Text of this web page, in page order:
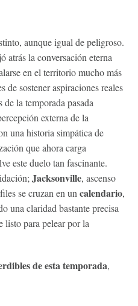
aunque igual de peligroso.
atrás la conversación eterna
en el territorio mucho más
de sostener aspiraciones reales
la temporada pasada
externa de la
una historia simpática de
que ahora carga
este duelo tan fascinante.
Jacksonville, ascenso
se cruzan en un calendario,
una claridad bastante precisa
listo para pelear por la
de esta temporada,